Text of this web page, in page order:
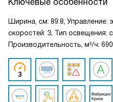
Ключевые особенности
Ширина, см: 89.8, Управление:
скоростей: 3, Тип освещения:
Производительность, м³/ч: 690